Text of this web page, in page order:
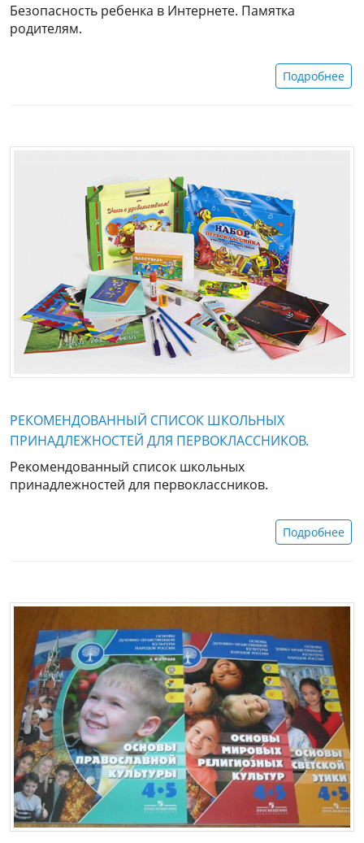
Безопасность ребенка в Интернете. Памятка
родителям.
Подробнее
РЕКОМЕНДОВАННЫЙ СПИСОК ШКОЛЬНЫХ
ПРИНАДЛЕЖНОСТЕЙ ДЛЯ ПЕРВОКЛАССНИКОВ.
Рекомендованный список школьных
принадлежностей для первоклассников.
Подробнее